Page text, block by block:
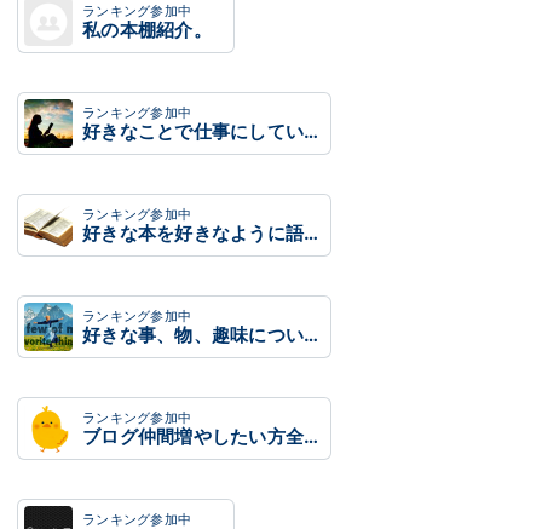
ランキング参加中
私の本棚紹介。
ランキング参加中
好きなことで仕事にしていきたい人もブログ集まれ
ランキング参加中
好きな本を好きなように語ろう！
ランキング参加中
好きな事、物、趣味について語るブログ
ランキング参加中
ブログ仲間増やしたい方全員集合！✨ 初心者も上級者も誰でも参加OK！
ランキング参加中